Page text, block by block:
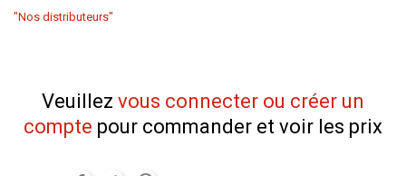
"Nos distributeurs"
Veuillez vous connecter ou créer un
compte pour commander et voir les prix